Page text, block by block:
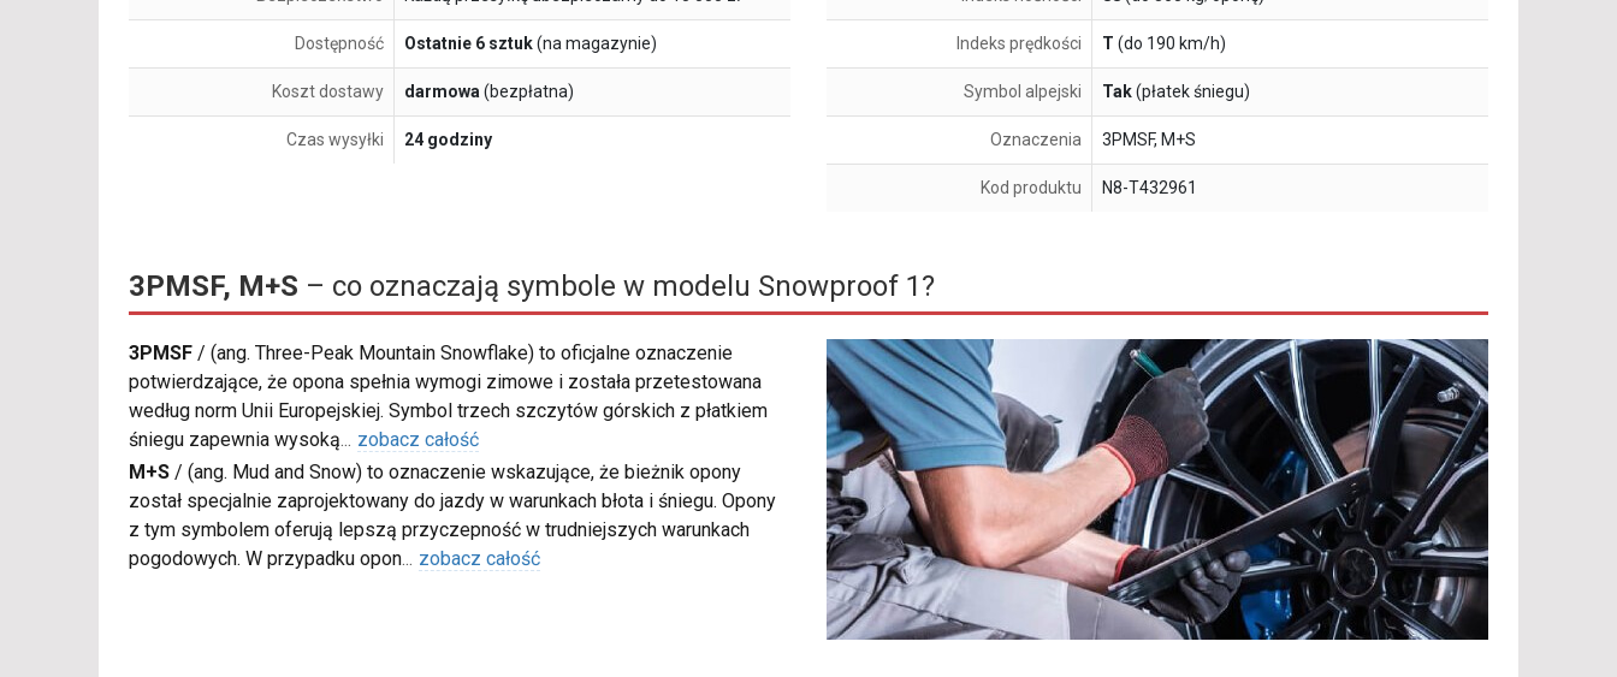
Dostępność Ostatnie 6 sztuk(na magazynie)
Koszt dostawy darmowa(bezpłatna)
Czas wysyłki 24 godziny
Indeks prędkości T (do 190 km/h)
Symbol alpejski Tak(płatek śniegu)
Oznaczenia 3PMSF, M+S
Kod produktu N8-T432961
3PMSF, M+S – co oznaczają symbole w modelu Snowproof 1?
3PMSF / (ang. Three-Peak Mountain Snowflake) to oficjalne oznaczenie
potwierdzające, że opona spełnia wymogi zimowe i została przetestowana
według norm Unii Europejskiej. Symbol trzech szczytów górskich z płatkiem
śniegu zapewnia wysoką... zobacz całość
M+S / (ang. Mud and Snow) to oznaczenie wskazujące, że bieżnik opony
został specjalnie zaprojektowany do jazdy w warunkach błota i śniegu. Opony
z tym symbolem oferują lepszą przyczepność w trudniejszych warunkach
pogodowych. W przypadku opon... zobacz całość